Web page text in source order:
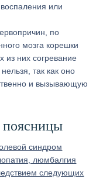
или
по
мозга корешки
из них согревание
так как оно
и вызывающую
поясницы
синдром
люмбалгия
следующих